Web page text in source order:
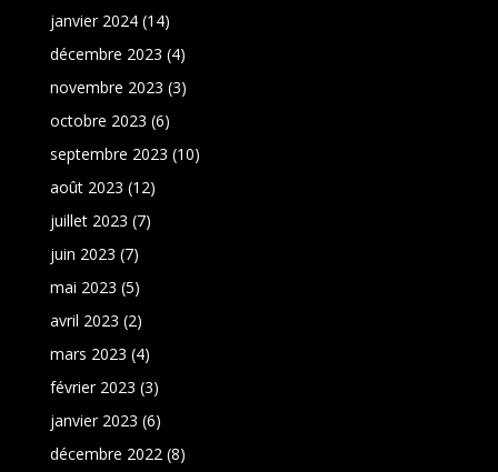
janvier 2024(14)
décembre 2023 (4)
novembre 2023 (3)
octobre 2023 (6)
septembre 2023 (10)
août 2023 (12)
juillet 2023 (7)
juin 2023 (7)
mai 2023 (5)
avril 2023 (2)
mars 2023 (4)
février 2023 (3)
janvier 2023 (6)
décembre 2022(8)